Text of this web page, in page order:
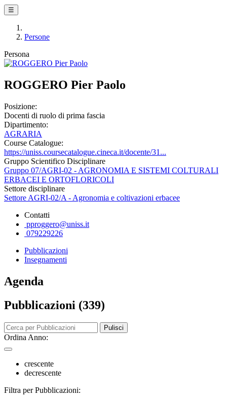
☰
Persone
Persona
ROGGERO Pier Paolo
Posizione:
Docenti di ruolo di prima fascia
Dipartimento:
AGRARIA
Course Catalogue:
https://uniss.coursecatalogue.cineca.it/docente/31...
Gruppo Scientifico Disciplinare
Gruppo 07/AGRI-02 - AGRONOMIA E SISTEMI COLTURALI
ERBACEI E ORTOFLORICOLI
Settore disciplinare
Settore AGRI-02/A - Agronomia e coltivazioni erbacee
Contatti
pproggero@uniss.it
079229226
Pubblicazioni
Insegnamenti
Agenda
Pubblicazioni (339)
Pulisci
Ordina Anno:
crescente
decrescente
Filtra per Pubblicazioni: